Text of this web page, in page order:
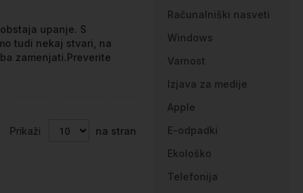
upanje. S
tudi nekaj stvari, na
zamenjati.Preverite
Prikaži na stran
Računalniški nasveti
Windows
Varnost
Izjava za medije
Apple
E-odpadki
Ekološko
Telefonija